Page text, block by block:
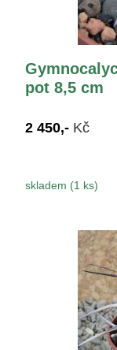
pot 8,5 cm
2 450,- Kč
skladem (1 ks)